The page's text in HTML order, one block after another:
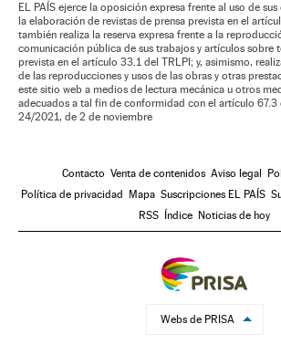
EL PAÍS ejerce la oposición expresa frente al uso de
la elaboración de revistas de prensa prevista en el
también realiza la reserva expresa frente a la
comunicación pública de sus trabajos y artículos sobre
prevista en el artículo 33.1 del TRLPI; y, asimismo,
de las reproducciones y usos de las obras y otras
este sitio web a medios de lectura mecánica u otros
adecuados a tal fin de conformidad con el artículo 67.3
24/2021, de 2 de noviembre
Contacto Venta de contenidos Aviso legal
Política de privacidad
Mapa Suscripciones EL PAÍS
RSS
Índice Noticias de hoy
Webs de PRISA